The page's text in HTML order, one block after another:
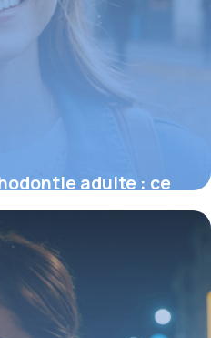
adulte : ce
sur l’indemnisation